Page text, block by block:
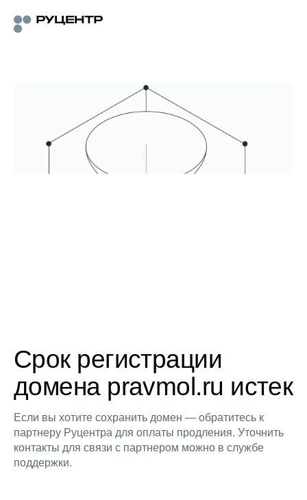
Срок регистрации
домена pravmol.ru истек
Если вы хотите сохранить домен — обратитесь к
партнеру Руцентра для оплаты продления. Уточнить
контакты для связи с партнером можно в службе
поддержки.